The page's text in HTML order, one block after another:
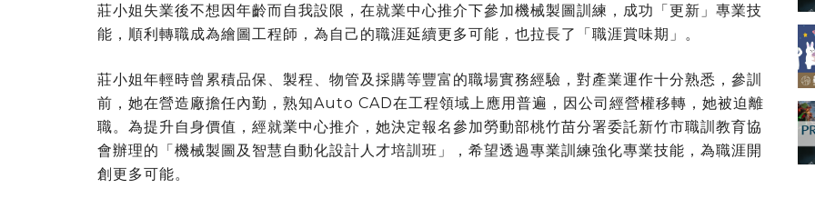
莊小姐失業後不想因年齡而自我設限，在就業中心推介下參加機械製圖訓練，成功「更新」專業技
能，順利轉職成為繪圖工程師，為自己的職涯延續更多可能，也拉長了「職涯賞味期」。
莊小姐年輕時曾累積品保、製程、物管及採購等豐富的職場實務經驗，對產業運作十分熟悉，參訓
前，她在營造廠擔任內勤，熟知Auto CAD在工程領域上應用普遍，因公司經營權移轉，她被迫離
職。為提升自身價值，經就業中心推介，她決定報名參加勞動部桃竹苗分署委託新竹市職訓教育協
會辦理的「機械製圖及智慧自動化設計人才培訓班」，希望透過專業訓練強化專業技能，為職涯開
創更多可能。